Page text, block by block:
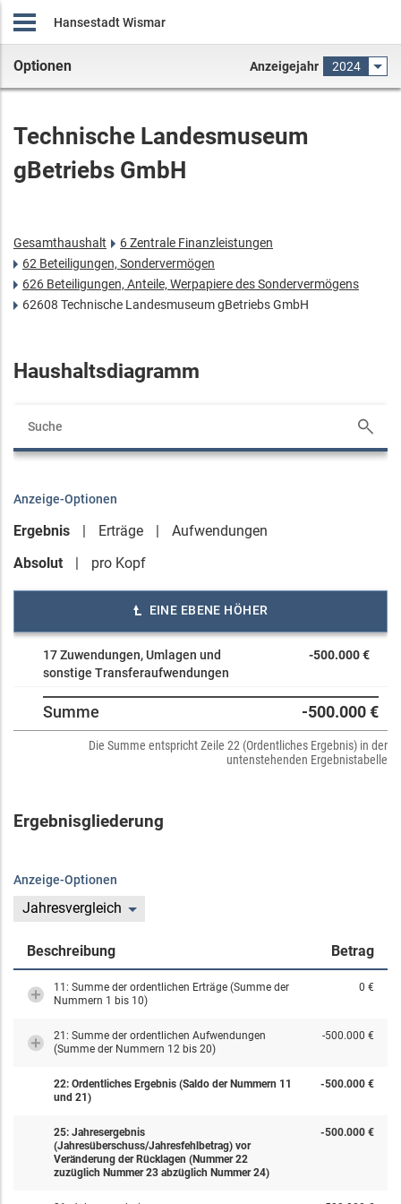
Hansestadt Wismar
Optionen Anzeigejahr 2024
Technische Landesmuseum
gBetriebs GmbH
Gesamthaushalt
6 Zentrale Finanzleistungen
62 Beteiligungen, Sondervermögen
626 Beteiligungen, Anteile, Werpapiere des Sondervermögens
62608 Technische Landesmuseum gBetriebs GmbH
Haushaltsdiagramm
Anzeige-Optionen
Ergebnis Erträge
Aufwendungen
Absolut
pro Kopf
EINE EBENE HÖHER
17 Zuwendungen, Umlagen und
sonstige Transferaufwendungen
-500.000 €
Summe -500.000 €
Die Summe entspricht Zeile 22 (Ordentliches Ergebnis) in der
untenstehenden Ergebnistabelle
Ergebnisgliederung
Anzeige-Optionen
Jahresvergleich
Beschreibung Betrag
11: Summe der ordentlichen Erträge (Summe der
Nummern 1 bis 10)
0 €
21: Summe der ordentlichen Aufwendungen
(Summe der Nummern 12 bis 20)
-500.000 €
22: Ordentliches Ergebnis (Saldo der Nummern 11
und 21)
-500.000 €
25: Jahresergebnis
(Jahresüberschuss/Jahresfehlbetrag) vor
Veränderung der Rücklagen (Nummer 22
zuzüglich Nummer 23 abzüglich Nummer 24)
-500.000 €